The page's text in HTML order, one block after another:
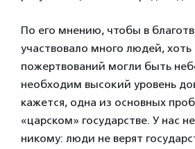
По его мнению, чтобы в
участвовало много людей,
пожертвований могли быть
необходим высокий уровень
кажется, одна из основных
«царском» государстве. У нас
никому: люди не верят